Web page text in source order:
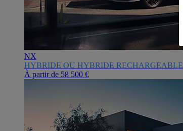
NX
HYBRIDE OU HYBRIDE RECHARGEABLE
À partir de 58 500 €